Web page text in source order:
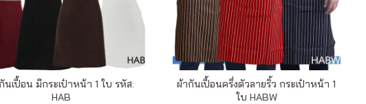
นเปื้อน มีกระเป๋าหน้า 1 ใบ รหัส:
HAB
ผ้ากันเปื้อนครึ่งตัวลายริ้ว กระเป๋าหน้า 1
ใบ HABW